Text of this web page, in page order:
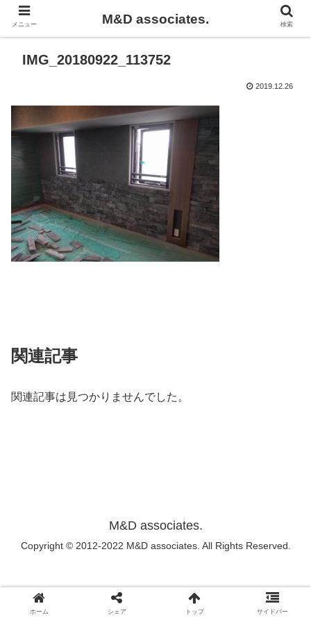
IMG_20180922_113752
2019.12.26
関連記事
関連記事は見つかりませんでした。
M&D associates.
Copyright © 2012-2022 M&D associates. All Rights Reserved.
メニュー M&D associates. 検索
ホーム シェア トップ サイドバー